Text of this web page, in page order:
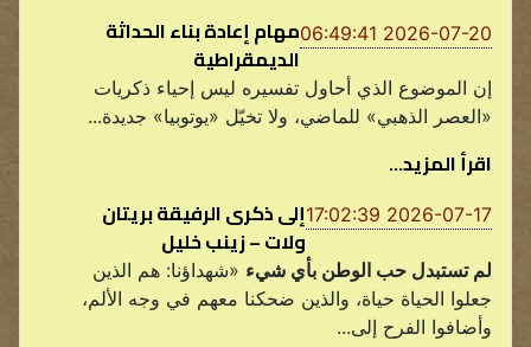
2026-07-20 06:49:41
مهام إعادة بناء الحداثة
الديمقراطية
إن الموضوع الذي أحاول تفسيره ليس إحياء ذكريات
«العصر الذهبي» للماضي، ولا تخيّل «يوتوبيا» جديدة...
اقرأ المزيد...
2026-07-17 17:02:39
إلى ذكرى الرفيقة بريتان
ولات – زينب خليل
لم تستبدل حب الوطن بأي شيء «شهداؤنا: هم الذين
جعلوا الحياة حياة، والذين ضحكنا معهم في وجه الألم،
وأضافوا الفرح إلى...